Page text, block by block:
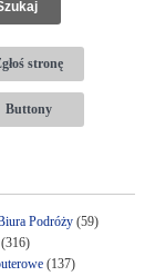
stronę
Buttony
Podróży(59)
(316)
(137)